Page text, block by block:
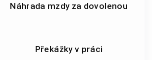
Náhrada mzdy za dovolenou
Překážky v práci